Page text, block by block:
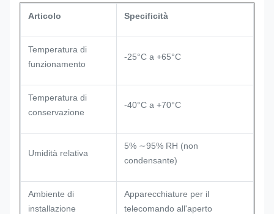
Articolo Specificità
Temperatura di
funzionamento
-25°C a +65°C
Temperatura di
conservazione
-40°C a +70°C
Umidità relativa
5% ∼95% RH (non
condensante)
Ambiente di
installazione
Apparecchiature per il
telecomando all'aperto